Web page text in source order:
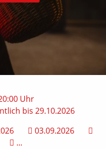
Uhr
bis 29.10.2026
03.09.2026
...